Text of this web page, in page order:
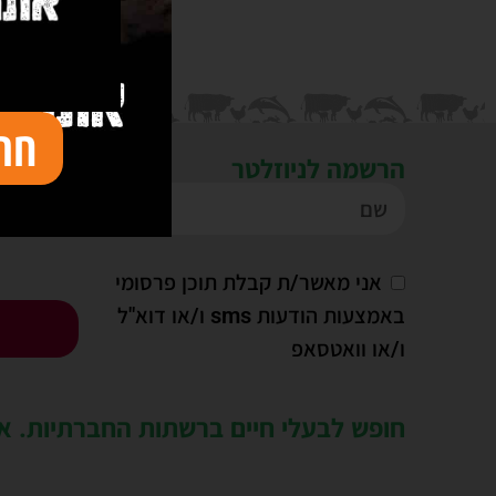
הרשמה לניוזלטר
אני מאשר/ת קבלת תוכן פרסומי
באמצעות הודעות sms ו/או דוא"ל
ו/או וואטסאפ
חופש לבעלי חיים ברשתות החברתיות.